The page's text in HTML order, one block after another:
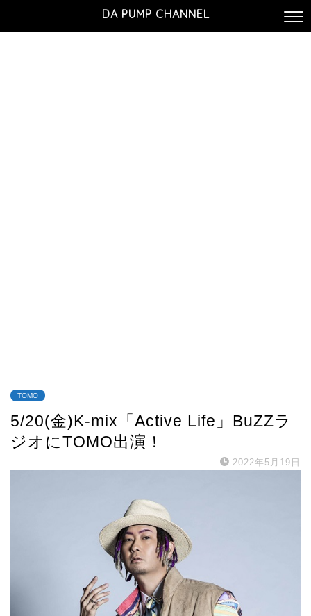
DA PUMP CHANNEL
TOMO
5/20(金)K-mix「Active Life」BuZZラ
ジオにTOMO出演！
2022年5月19日